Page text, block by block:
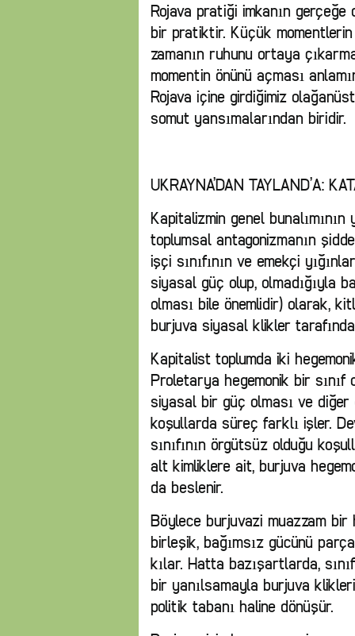
Rojava pratiği imkanın gerçeğe
bir pratiktir. Küçük
zamanın ruhunu ortaya
momentin önünü açması
Rojava içine girdiğimiz
somut yansımalarından biridir.
UKRAYNA’DAN TAYLAND’A:
Kapitalizmin genel bunalımının
toplumsal antagonizmanın
işçi sınıfının ve emekçi
siyasal güç olup, olmadığıyla
olması bile önemlidir) olarak,
burjuva siyasal klikler
Kapitalist toplumda iki
Proletarya hegemonik bir sınıf
siyasal bir güç olması ve diğer
koşullarda süreç farklı işler.
sınıfının örgütsüz olduğu
alt kimliklere ait, burjuva
da beslenir.
Böylece burjuvazi muazzam bir
birleşik, bağımsız gücünü
kılar. Hatta bazışartlarda,
bir yanılsamayla burjuva
politik tabanı haline dönüşür.